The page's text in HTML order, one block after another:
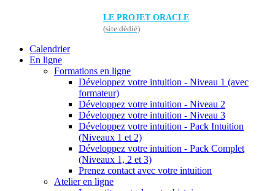
LE PROJET ORACLE
(site dédié)
Calendrier
En ligne
Formations en ligne
Développez votre intuition - Niveau 1 (avec
formateur)
Développez votre intuition - Niveau 2
Développez votre intuition - Niveau 3
Développez votre intuition - Pack Intuition
(Niveaux 1 et 2)
Développez votre intuition - Pack Complet
(Niveaux 1, 2 et 3)
Prenez contact avec votre intuition
Atelier en ligne